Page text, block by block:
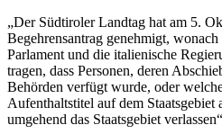
„Der Südtiroler Landtag hat am 5.
Begehrensantrag genehmigt,
Parlament und die italienische
tragen, dass Personen, deren
Behörden verfügt wurde, oder
Aufenthaltstitel auf dem
umgehend das Staatsgebiet